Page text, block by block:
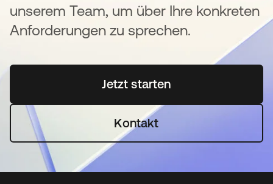
unserem Team, um über Ihre konkreten
Anforderungen zu sprechen.
Jetzt startenwird in einer neuen
Kontakt